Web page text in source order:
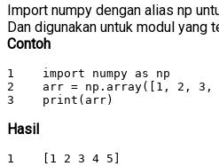
Import numpy dengan alias np
Dan digunakan untuk modul yang
Contoh
1    import numpy as np
2    arr = np.array([1, 2, 3,
3    print(arr)
Hasil
1    [1 2 3 4 5]